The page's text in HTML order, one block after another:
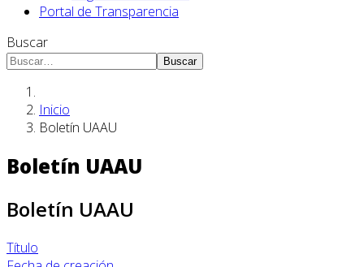
Portal de Transparencia
Buscar
Buscar
Inicio
Boletín UAAU
Boletín UAAU
Boletín UAAU
Título